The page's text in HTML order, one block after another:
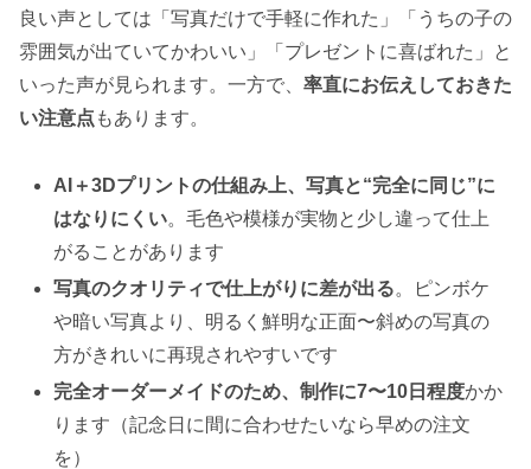
良い声としては「写真だけで手軽に作れた」「うちの子の
雰囲気が出ていてかわいい」「プレゼントに喜ばれた」と
いった声が見られます。一方で、 率直にお伝えしておきた
い注意点 もあります。
AI＋3Dプリントの仕組み上、写真と“完全に同じ”に
はなりにくい。毛色や模様が実物と少し違って仕上
がることがあります
写真のクオリティで仕上がりに差が出る。ピンボケ
や暗い写真より、明るく鮮明な正面〜斜めの写真の
方がきれいに再現されやすいです
完全オーダーメイドのため、制作に7〜10日程度かか
ります（記念日に間に合わせたいなら早めの注文
を）